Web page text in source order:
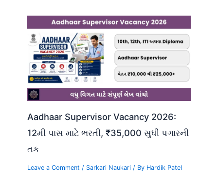
Aadhaar Supervisor Vacancy 2026:
12મી પાસ માટે ભરતી, ₹35,000 સુધી પગારની
તક
Leave a Comment / Sarkari Naukari / By Hardik Patel